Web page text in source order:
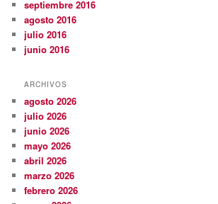
septiembre 2016
agosto 2016
julio 2016
junio 2016
ARCHIVOS
agosto 2026
julio 2026
junio 2026
mayo 2026
abril 2026
marzo 2026
febrero 2026